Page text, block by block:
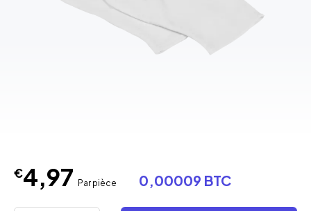
€4,97 Par pièce 0,00009 BTC